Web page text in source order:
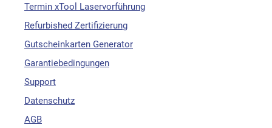
Termin xTool Laservorführung
Refurbished Zertifizierung
Gutscheinkarten Generator
Garantiebedingungen
Support
Datenschutz
AGB